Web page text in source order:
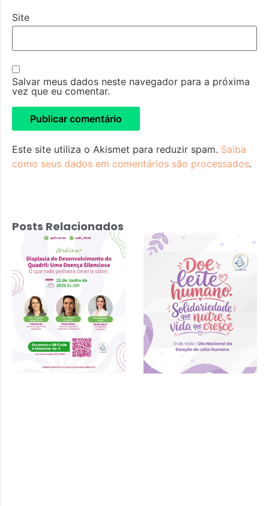
Site
Salvar meus dados neste navegador para a próxima
vez que eu comentar.
Este site utiliza o Akismet para reduzir spam. Saiba
como seus dados em comentários são processados.
Posts Relacionados
Displasia do
Desenvolvimento
do Quadril: Uma
Silenciosa – 22
de junho 2026 às